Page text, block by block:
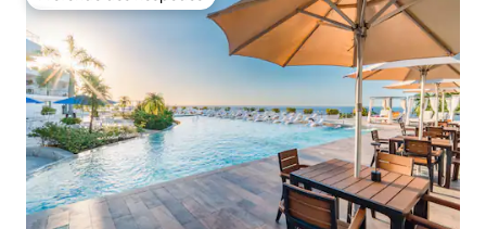
Preferido dos hóspedes